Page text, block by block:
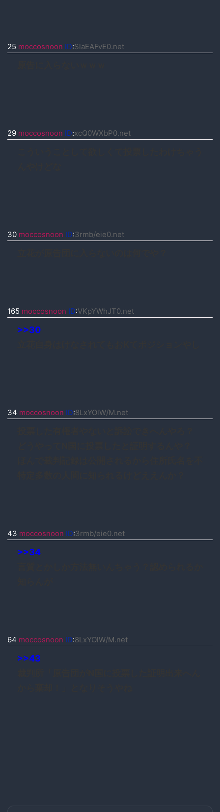
25 moccosnoon ID:SlaEAFvE0.net
29 moccosnoon ID:xcQ0WXbP0.net
30 moccosnoon ID:3rmb/eie0.net
165 moccosnoon ID:VKpYWhJT0.net
>>30
34 moccosnoon ID:8LxYOlW/M.net
43 moccosnoon ID:3rmb/eie0.net
>>34
64 moccosnoon ID:8LxYOlW/M.net
>>43